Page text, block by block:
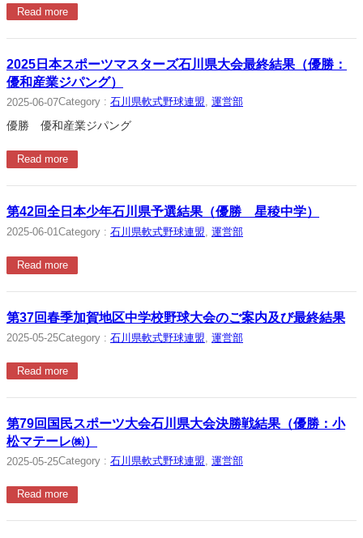
Read more
2025日本スポーツマスターズ石川県大会最終結果（優勝：
優和産業ジパング）
2025-06-07Category : 石川県軟式野球連盟, 運営部
優勝 優和産業ジパング
Read more
第42回全日本少年石川県予選結果（優勝 星稜中学）
2025-06-01Category : 石川県軟式野球連盟 運営部
Read more
第37回春季加賀地区中学校野球大会のご案内及び最終結果
2025-05-25Category : 石川県軟式野球連盟 運営部
Read more
第79回国民スポーツ大会石川県大会決勝戦結果（優勝：小
松マテーレ㈱）
2025-05-25Category : 石川県軟式野球連盟, 運営部
Read more